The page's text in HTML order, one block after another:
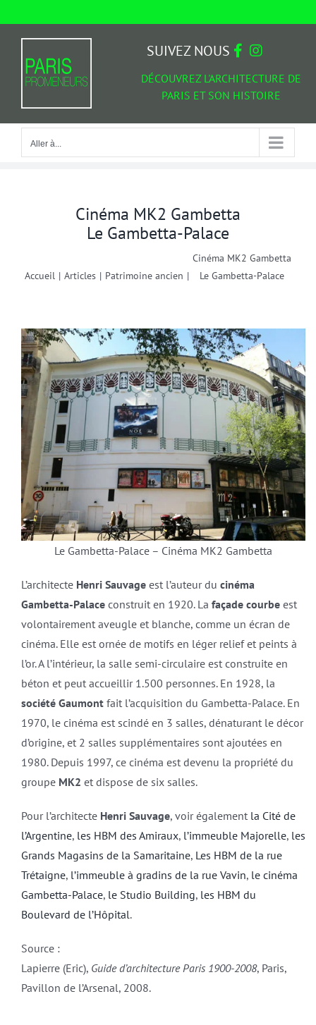
Aller à...
DÉCOUVREZ L'ARCHITECTURE DE
PARIS ET SON HISTOIRE
SUIVEZ NOUS
Aller à...
Cinéma MK2 Gambetta
Le Gambetta-Palace
Accueil | Articles | Patrimoine ancien |
Cinéma MK2 Gambetta
Le Gambetta-Palace
Le Gambetta-Palace – Cinéma MK2 Gambetta
L’architecte Henri Sauvageest l’auteur du cinéma
Gambetta-Palaceconstruit en 1920. La façade courbeest
volontairement aveugle et blanche, comme un écran de
cinéma. Elle est ornée de motifs en léger relief et peints à
l’or. A l’intérieur, la salle semi-circulaire est construite en
béton et peut accueillir 1.500 personnes. En 1928, la
société Gaumontfait l’acquisition du Gambetta-Palace. En
1970, le cinéma est scindé en 3 salles, dénaturant le décor
d’origine, et 2 salles supplémentaires sont ajoutées en
1980. Depuis 1997, ce cinéma est devenu la propriété du
groupe MK2 et dispose de six salles.
Pour l’architecte Henri Sauvage, voir également la Cité de
l’Argentine, les HBM des Amiraux, l’immeuble Majorelle, les
Grands Magasins de la Samaritaine, Les HBM de la rue
Trétaigne, l’immeuble à gradins de la rue Vavin, le cinéma
Gambetta-Palace, le Studio Building, les HBM du
Boulevard de l’Hôpital.
Source :
Lapierre (Eric), Guide d’architecture Paris 1900-2008, Paris,
Pavillon de l’Arsenal, 2008.